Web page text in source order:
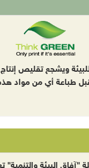
ويشجع تقليص إنتاج
قبل طباعة أي من مواد